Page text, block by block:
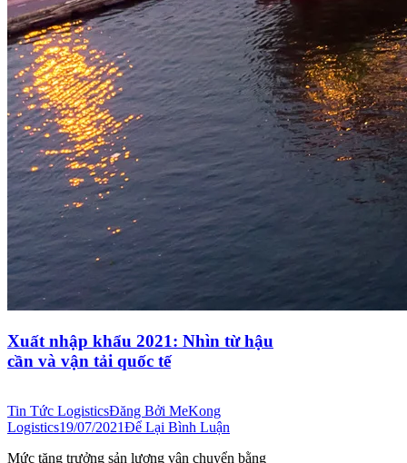
Xuất nhập khẩu 2021: Nhìn từ hậu
cần và vận tải quốc tế
Tin Tức LogisticsĐăng Bởi MeKong
Logistics19/07/2021Để Lại Bình Luận
Mức tăng trưởng sản lượng vận chuyển bằng